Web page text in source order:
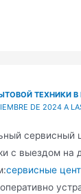
ТЕХНИКИ В
DE 2024 A
сервисный
с выездом на
сервисные